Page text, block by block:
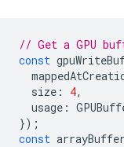
// Get a GPU
const
size : 4,
usage :
});
const arrayBuffer